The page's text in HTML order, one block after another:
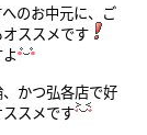
のお中元に、ご
ススメです
かつ弘各店で好
ススメです